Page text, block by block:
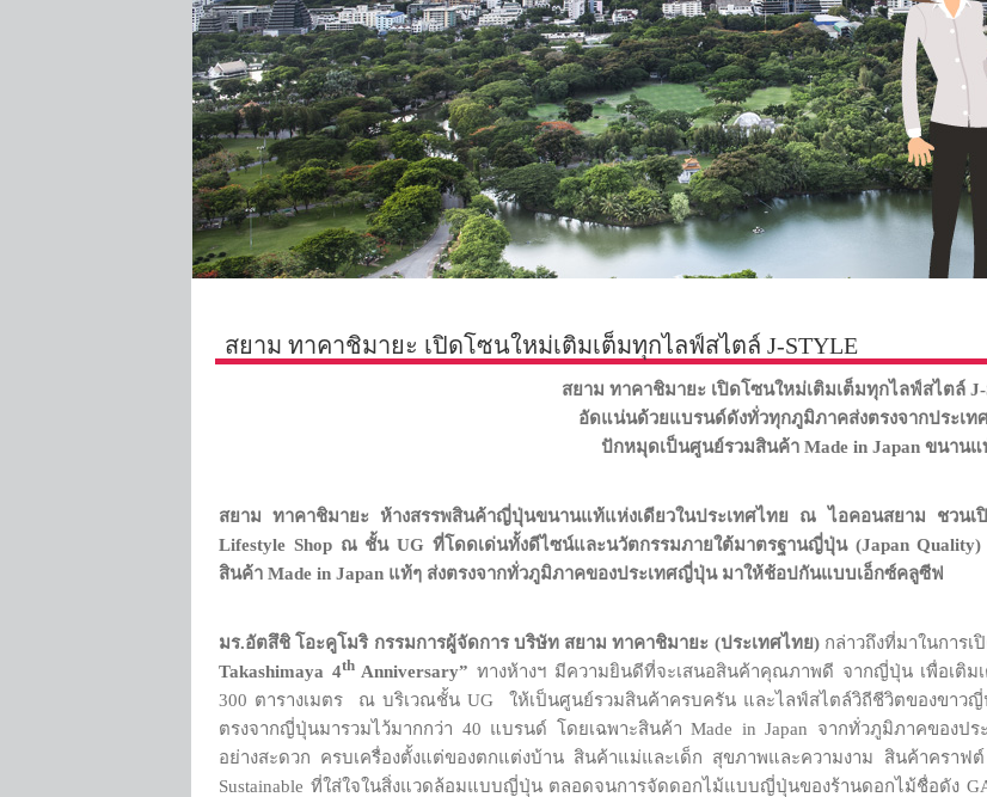
สยาม ทาคาชิมายะ เปิดโซนใหม่เติมเต็มทุกไลฟ์สไตล์ J-STYLE
สยาม ทาคาชิมายะ เปิดโซนใหม่เติมเต็มทุกไลฟ์สไตล์
อัดแน่นด้วยแบรนด์ดังทั่วทุกภูมิภาคส่งตรงจากประเ
ปักหมุดเป็นศูนย์รวมสินค้า Made in Japan ขนาน
สยาม ทาคาชิมายะ ห้างสรรพสินค้าญี่ปุ่นขนานแท้แห่งเดียวในประเทศไทย ณ ไอคอนสยาม ชวนเ
Lifestyle Shop ณ ชั้น UG ที่โดดเด่นทั้งดีไซน์และนวัตกรรมภายใต้มาตรฐานญี่ปุ่น (Japan
สินค้า Made in Japan แท้ๆ ส่งตรงจากทั่วภูมิภาคของประเทศญี่ปุ่น มาให้ช้อปกันแบบเอ็กซ์คลูซีฟ
มร.อัตสึชิ โอะคูโมริ กรรมการผู้จัดการ บริษัท สยาม ทาคาชิมายะ (ประเทศไทย) กล่าวถึงที่มาในการเ
Takashimaya 4thAnniversary” ทางห้างฯ มีความยินดีที่จะเสนอสินค้าคุณภาพดี จากญี่ปุ่น เพื่อเติ
300 ตารางเมตร ณ บริเวณชั้น UG ให้เป็นศูนย์รวมสินค้าครบครัน และไลฟ์สไตล์วิถีชีวิตของขาว
ตรงจากญี่ปุ่นมารวมไว้มากกว่า 40 แบรนด์ โดยเฉพาะสินค้า Made in Japan จากทั่วภูมิภาคของป
อย่างสะดวก ครบเครื่องตั้งแต่ของตกแต่งบ้าน สินค้าแม่และเด็ก สุขภาพและความงาม สินค้าครา
Sustainable ที่ใส่ใจในสิ่งแวดล้อมแบบญี่ปุ่น ตลอดจนการจัดดอกไม้แบบญี่ปุ่นของร้านดอกไม้ชื่อดัง